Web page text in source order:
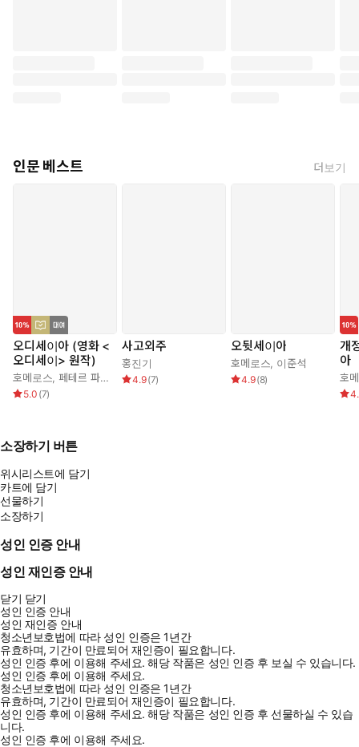
인문 베스트 더보기
오디세이아 (영화 <
오디세이> 원작)
호메로스, 페테르 파울 루벤스 ,박문재
5.0 (7)
사고외주
홍진기
4.9(7)
오뒷세이아
호메로스, 이준석
4.9(8)
개
아
호
소장하기 버튼
위시리스트에 담기
카트에 담기
선물하기
소장하기
성인 인증 안내
성인 재인증 안내
닫기 닫기
성인 인증 안내
성인 재인증 안내
청소년보호법에 따라 성인 인증은 1년간
유효하며, 기간이 만료되어 재인증이 필요합니다.
성인 인증 후에 이용해 주세요.해당 작품은 성인 인증 후 보실 수 있습니다.
성인 인증 후에 이용해 주세요.
청소년보호법에 따라 성인 인증은 1년간
유효하며, 기간이 만료되어 재인증이 필요합니다.
성인 인증 후에 이용해 주세요.해당 작품은 성인 인증 후 선물하실 수 있습
니다.
성인 인증 후에 이용해 주세요.